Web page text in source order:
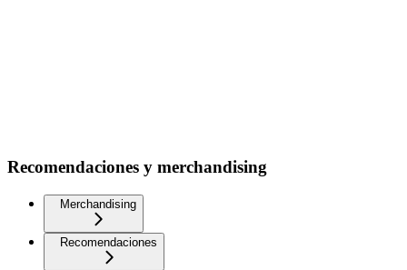
Recomendaciones y merchandising
Merchandising
Recomendaciones